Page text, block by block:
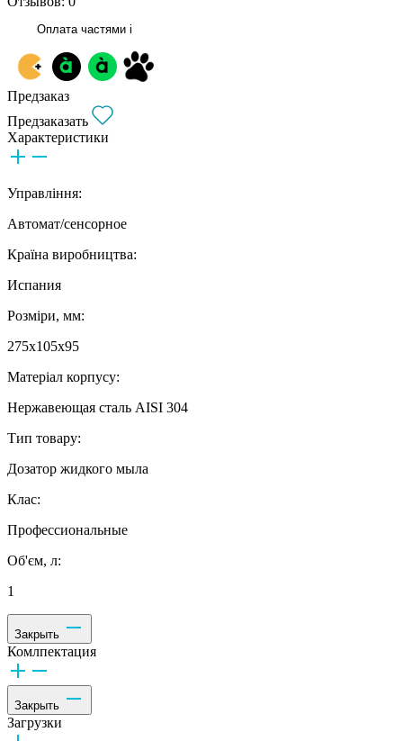
Оплата частями i
Предзаказ
Предзаказать
Характеристики
Управління:
Автомат/сенсорное
Країна виробництва:
Испания
Розміри, мм:
275х105х95
Матеріал корпусу:
Нержавеющая сталь AISI 304
Тип товару:
Дозатор жидкого мыла
Клас:
Профессиональные
Об'єм, л:
1
Закрыть
Комлпектация
Закрыть
Загрузки